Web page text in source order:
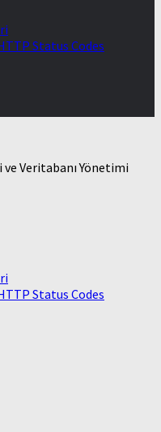
Status Codes
Veritabanı Yönetimi
Status Codes